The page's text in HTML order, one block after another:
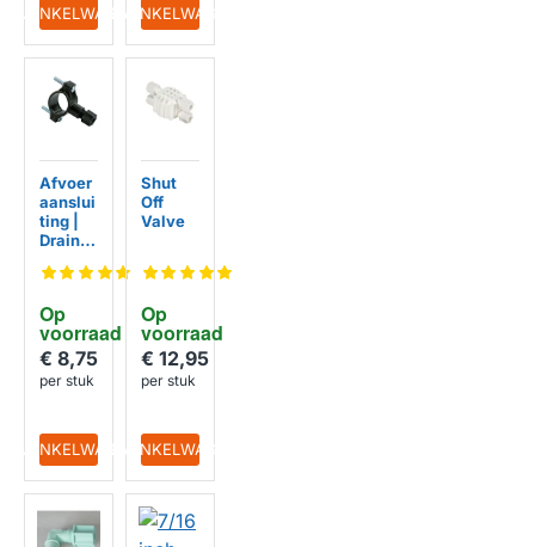
IN WINKELWAGENIN WINKELWAGEN
HUISMERK
Op
voorraad
Afvoer
aanslui
ting |
Drain
inch
€ 8,75
per stuk
IN WINKELWAGEN
Op
voorraad
Shut
Off
Valve
€ 12,95
per stuk
IN WINKELWAGEN